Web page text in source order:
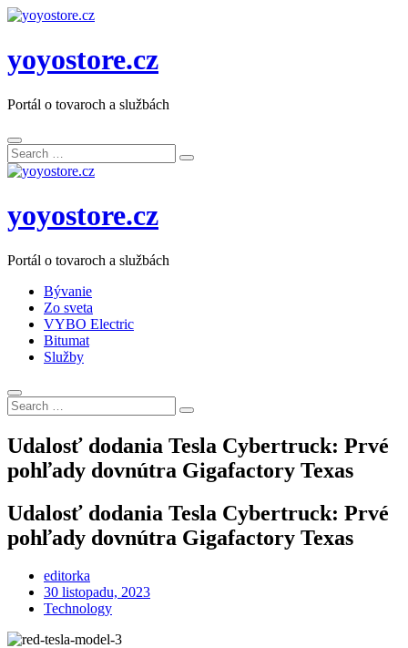
yoyostore.cz
Portál o tovaroch a službách
Search
for:
Search
yoyostore.cz
Portál o tovaroch a službách
Bývanie
Zo sveta
VYBO Electric
Bitumat
Služby
Search
for:
Search
Udalosť dodania Tesla Cybertruck: Prvé
pohľady dovnútra Gigafactory Texas
Udalosť dodania Tesla Cybertruck: Prvé
pohľady dovnútra Gigafactory Texas
editorka
Posted
on
30 listopadu, 2023
Technology